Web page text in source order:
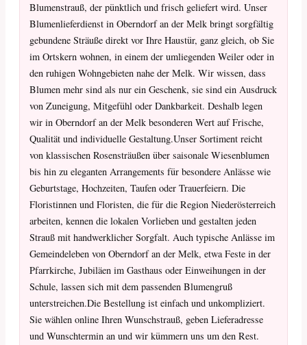
Blumenstrauß, der pünktlich und frisch geliefert wird. Unser
Blumenlieferdienst in Oberndorf an der Melk bringt sorgfältig
gebundene Sträuße direkt vor Ihre Haustür, ganz gleich, ob Sie
im Ortskern wohnen, in einem der umliegenden Weiler oder in
den ruhigen Wohngebieten nahe der Melk. Wir wissen, dass
Blumen mehr sind als nur ein Geschenk, sie sind ein Ausdruck
von Zuneigung, Mitgefühl oder Dankbarkeit. Deshalb legen
wir in Oberndorf an der Melk besonderen Wert auf Frische,
Qualität und individuelle Gestaltung.Unser Sortiment reicht
von klassischen Rosensträußen über saisonale Wiesenblumen
bis hin zu eleganten Arrangements für besondere Anlässe wie
Geburtstage, Hochzeiten, Taufen oder Trauerfeiern. Die
Floristinnen und Floristen, die für die Region Niederösterreich
arbeiten, kennen die lokalen Vorlieben und gestalten jeden
Strauß mit handwerklicher Sorgfalt. Auch typische Anlässe im
Gemeindeleben von Oberndorf an der Melk, etwa Feste in der
Pfarrkirche, Jubiläen im Gasthaus oder Einweihungen in der
Schule, lassen sich mit dem passenden Blumengruß
unterstreichen.Die Bestellung ist einfach und unkompliziert.
Sie wählen online Ihren Wunschstrauß, geben Lieferadresse
und Wunschtermin an und wir kümmern uns um den Rest.